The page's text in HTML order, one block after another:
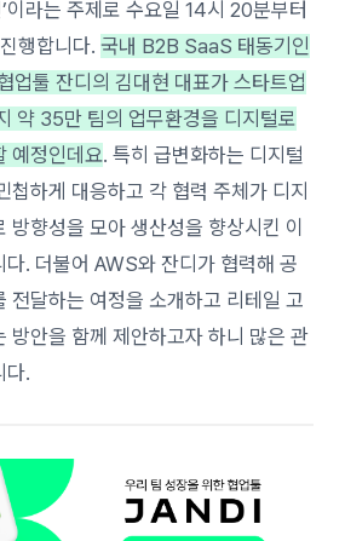
이라는 주제로 수요일 14시 20분부터
행합니다.국내 B2B SaaS 태동기인
업툴 잔디의 김대현 대표가 스타트업
약 35만 팀의 업무환경을 디지털로
예정인데요. 특히 급변화하는 디지털
첩하게 대응하고 각 협력 주체가 디지
방향성을 모아 생산성을 향상시킨 이
다. 더불어 AWS와 잔디가 협력해 공
전달하는 여정을 소개하고 리테일 고
방안을 함께 제안하고자 하니 많은 관
다.